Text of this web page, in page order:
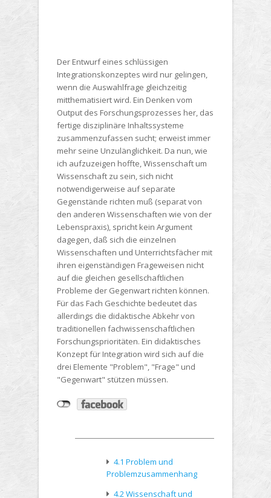
Der Entwurf eines schlüssigen
Integrationskonzeptes wird nur gelingen,
wenn die Auswahlfrage gleichzeitig
mitthematisiert wird. Ein Denken vom
Output des Forschungsprozesses her, das
fertige disziplinäre Inhaltssysteme
zusammenzufassen sucht; erweist immer
mehr seine Unzulänglichkeit. Da nun, wie
ich aufzuzeigen hoffte, Wissenschaft um
Wissenschaft zu sein, sich nicht
notwendigerweise auf separate
Gegenstände richten muß (separat von
den anderen Wissenschaften wie von der
Lebenspraxis), spricht kein Argument
dagegen, daß sich die einzelnen
Wissenschaften und Unterrichtsfächer mit
ihren eigenständigen Frageweisen nicht
auf die gleichen gesellschaftlichen
Probleme der Gegenwart richten können.
Für das Fach Geschichte bedeutet das
allerdings die didaktische Abkehr von
traditionellen fachwissenschaftlichen
Forschungsprioritäten. Ein didaktisches
Konzept für Integration wird sich auf die
drei Elemente "Problem", "Frage" und
"Gegenwart" stützen müssen.
4.1 Problem und
Problemzusammenhang
4.2 Wissenschaft und